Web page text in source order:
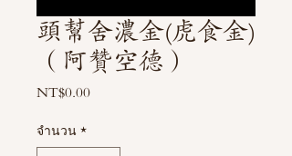
頭幫舍濃金(虎食金)
（阿贊空德）
NT$0.00ราคา
จำนวน *